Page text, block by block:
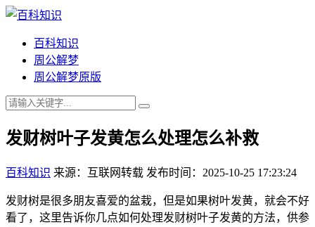
百科知识
周公解梦
周公解梦原版
发财树叶子发黄怎么处理怎么补救
百科知识 来源：互联网转载 发布时间：2025-10-25 17:23:24
发财树是很多朋友喜爱的盆栽，但是如果树叶发黄，就会不好
看了，这里告诉你几点如何处理发财树叶子发黄的方法，供参